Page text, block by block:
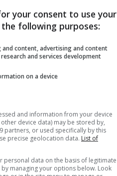
your consent to use your
following purposes:
and content, advertising and content
and services development
on a device
and information from your device
device data) may be stored by,
partners, or used specifically by this
precise geolocation data. List of
personal data on the basis of legitimate
managing your options below. Look